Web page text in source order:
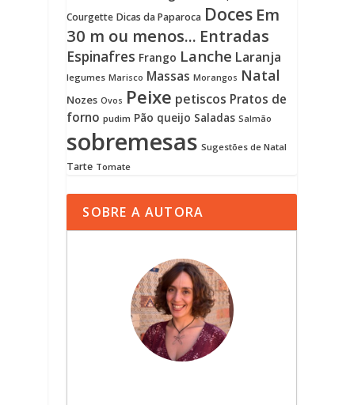
Courgette Dicas da Paparoca Doces Em
30 m ou menos... Entradas
Espinafres Frango Lanche Laranja
legumes Marisco Massas Morangos Natal
Nozes Ovos Peixe petiscos Pratos de
forno pudim Pão queijo Saladas Salmão
sobremesas Sugestões de Natal
Tarte Tomate
SOBRE A AUTORA